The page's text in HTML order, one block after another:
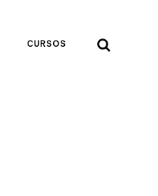
CURSOS 